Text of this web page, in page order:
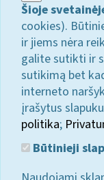
Šioje
cookies).
ir jiems nėra
galite sutikti ir
sutikimą bet
interneto
įrašytus
politika;
Būtinieji